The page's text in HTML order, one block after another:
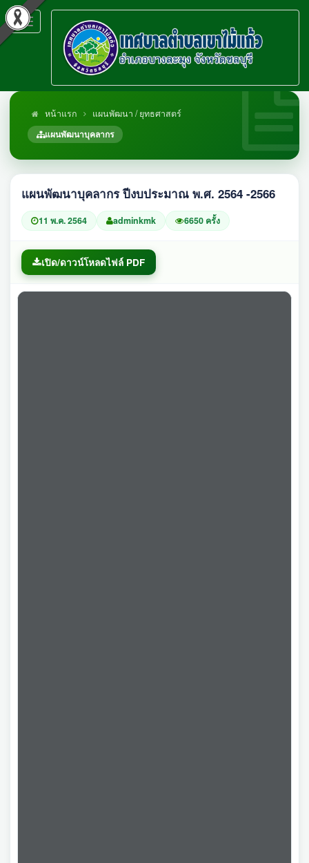
Toggle
navigation
หน้าแรก
แผนพัฒนา / ยุทธศาสตร์
แผนพัฒนาบุคลากร
แผนพัฒนาบุคลากร ปีงบประมาณ พ.ศ. 2564 -2566
11 พ.ค. 2564 adminkmk 6650 ครั้ง
เปิด/ดาวน์โหลดไฟล์ PDF